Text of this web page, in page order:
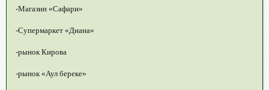
-Магазин «Сафари»
-Супермаркет «Диана»
-рынок Кирова
-рынок «Аул береке»